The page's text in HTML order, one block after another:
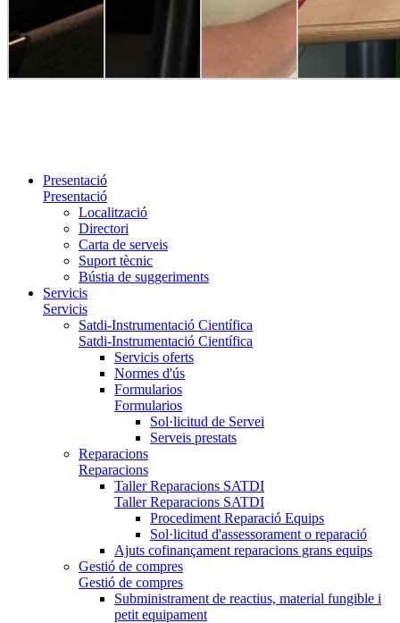
Presentació
Presentació
Localització
Directori
Carta de serveis
Suport tècnic
Bústia de suggeriments
Servicis
Servicis
Satdi-Instrumentació Científica
Satdi-Instrumentació Científica
Servicis oferts
Normes d'ús
Formularios
Formularios
Sol·licitud de Servei
Serveis prestats
Reparacions
Reparacions
Taller Reparacions SATDI
Taller Reparacions SATDI
Procediment Reparació Equips
Sol·licitud d'assessorament o reparació
Ajuts cofinançament reparacions grans equips
Gestió de compres
Gestió de compres
Subministrament de reactius, material fungible i
petit equipament